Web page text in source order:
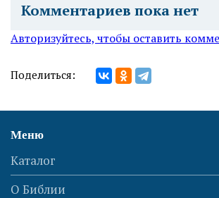
Комментариев пока нет
Авторизуйтесь, чтобы оставить
Поделиться:
Меню
Каталог
О Библии